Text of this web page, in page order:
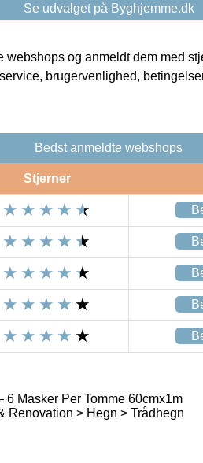
Se udvalget på Byghjemme.dk
og anmeldt dem med
brugervenlighed,
Bedst anmeldte webshops
Stjerner
Masker Per Tomme 60cmx1m
Renovation > Hegn > Trådhegn